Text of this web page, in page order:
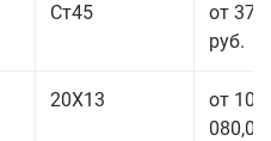
Ст45
от 37
руб.
20Х13
от 101
080,00